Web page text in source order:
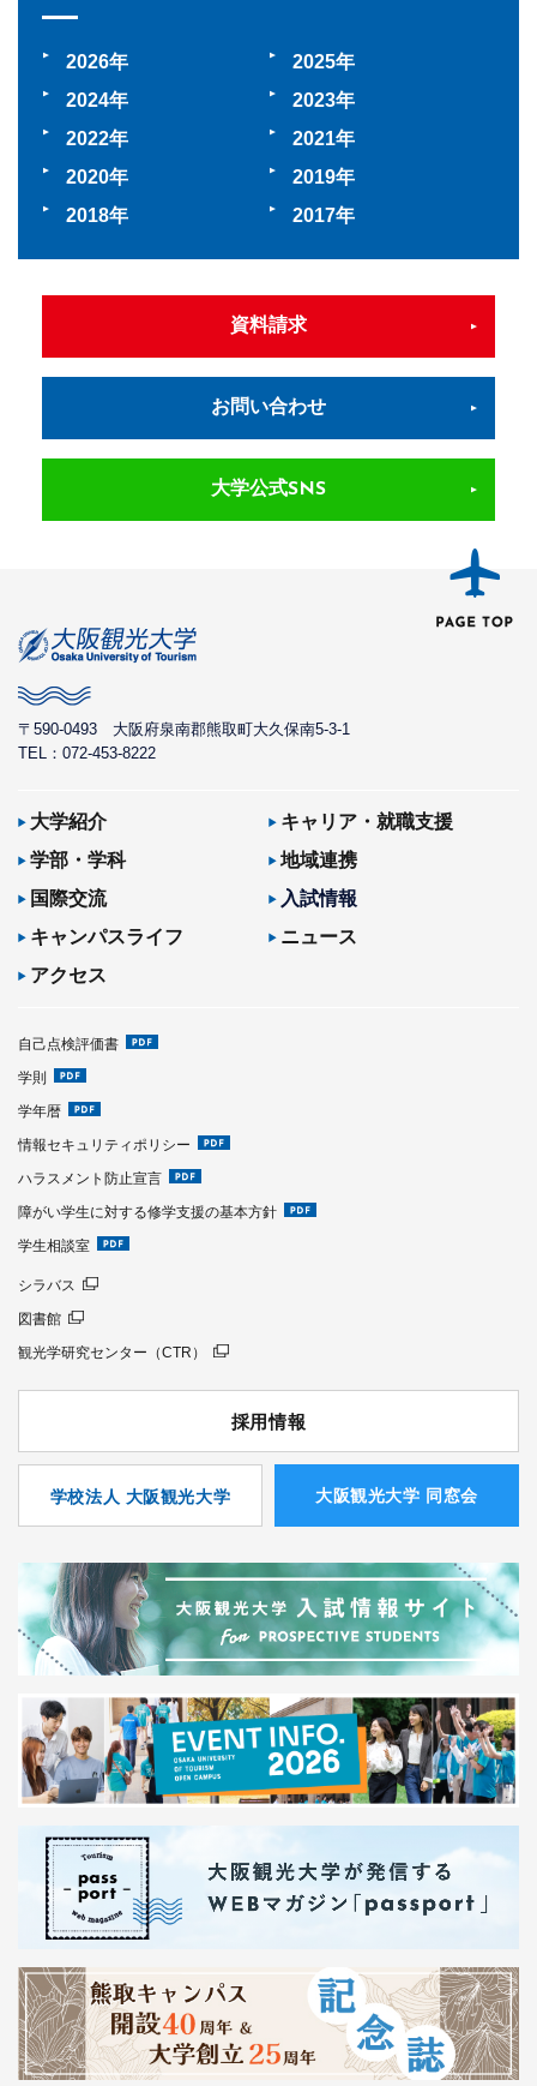
2026
2025
2024
2023
2022
2021
2020
2019
2018
2017
資料請求
お問い合わせ
大学公式SNS
〒590-0493 大阪府泉南郡熊取町大久保南5-3-1
TEL：072-453-8222
大学紹介
キャリア・就職支援
学部・学科
地域連携
国際交流
入試情報
キャンパスライフ
ニュース
アクセス
自己点検評価書
学則
学年暦
情報セキュリティポリシー
ハラスメント防止宣言
障がい学生に対する修学支援の基本方針
学生相談室
シラバス
図書館
観光学研究センター（CTR）
採用情報
学校法人 大阪観光大学 ⼤阪観光⼤学 同窓会